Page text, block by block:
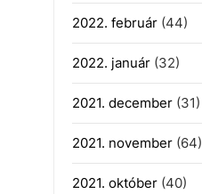
2022. február(44)
2022. január(32)
2021. december(31)
2021. november(64)
2021. október(40)